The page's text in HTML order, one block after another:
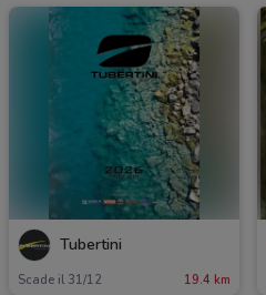
Tubertini
Scade il 31/12 19.4 km